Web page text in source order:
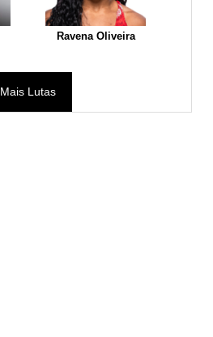
Ravena Oliveira
Mais Lutas